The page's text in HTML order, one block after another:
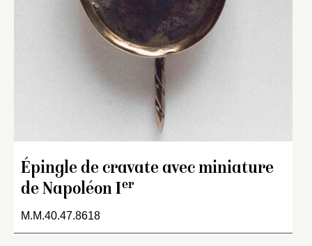
Épingle de cravate avec miniature
de Napoléon Ier
M.M.40.47.8618